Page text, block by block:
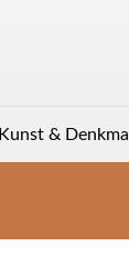
Kunst & Denkmal